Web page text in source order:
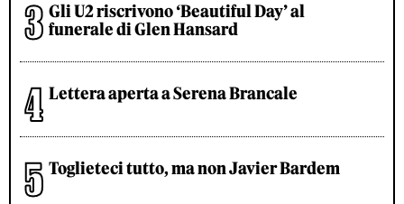
Gli U2 riscrivono ‘Beautiful Day’ al
funerale di Glen Hansard
Lettera aperta a Serena Brancale
Toglieteci tutto, ma non Javier Bardem